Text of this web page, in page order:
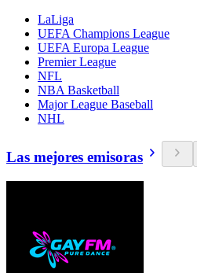
LaLiga
UEFA Champions League
UEFA Europa League
Premier League
NFL
NBA Basketball
Major League Baseball
NHL
Las mejores emisoras